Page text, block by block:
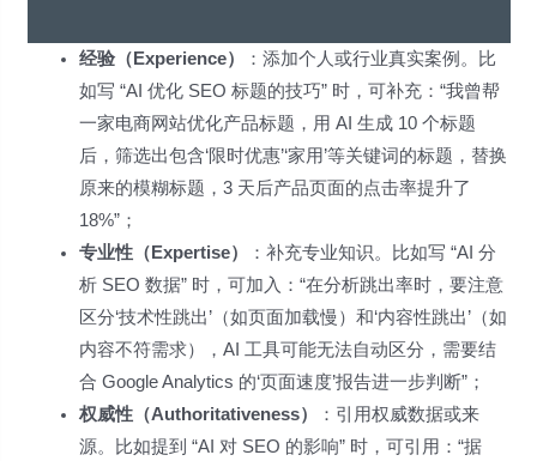
经验（Experience）
：添加个人或行业真实案例。比
如写 “AI 优化 SEO 标题的技巧” 时，可补充：“我曾帮
一家电商网站优化产品标题，用 AI 生成 10 个标题
后，筛选出包含‘限时优惠’‘家用’等关键词的标题，替换
原来的模糊标题，3 天后产品页面的点击率提升了
18%”；
专业性（Expertise）
：补充专业知识。比如写 “AI 分
析 SEO 数据” 时，可加入：“在分析跳出率时，要注意
区分‘技术性跳出’（如页面加载慢）和‘内容性跳出’（如
内容不符需求），AI 工具可能无法自动区分，需要结
合 Google Analytics 的‘页面速度’报告进一步判断”；
权威性（Authoritativeness）
：引用权威数据或来
源。比如提到 “AI 对 SEO 的影响” 时，可引用：“据